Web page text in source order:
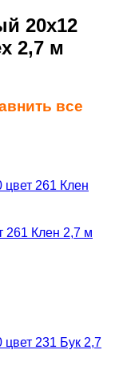
20х12
2,7 м
все
261 Клен 2,7 м